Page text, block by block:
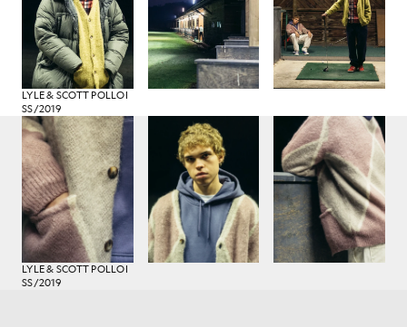
LYLE & SCOTT POLLOI
SS/2019
LYLE & SCOTT POLLOI
SS/2019